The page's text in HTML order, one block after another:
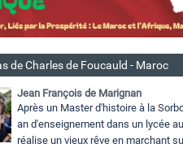
de Charles de Foucauld - Maroc
Jean François de Marignan
Après un Master d'histoire à la
an d'enseignement dans un lycée
réalise un vieux rêve en marchant